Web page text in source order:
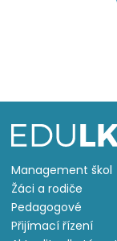
Management škol
Žáci a rodiče
Pedagogové
Přijímací řízení